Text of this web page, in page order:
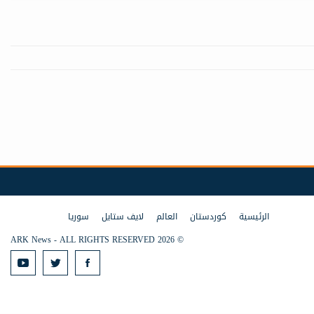
الرئيسية كوردستان العالم لايف ستايل
سوريا
© 2026 ARK News - ALL RIGHTS RESERVED